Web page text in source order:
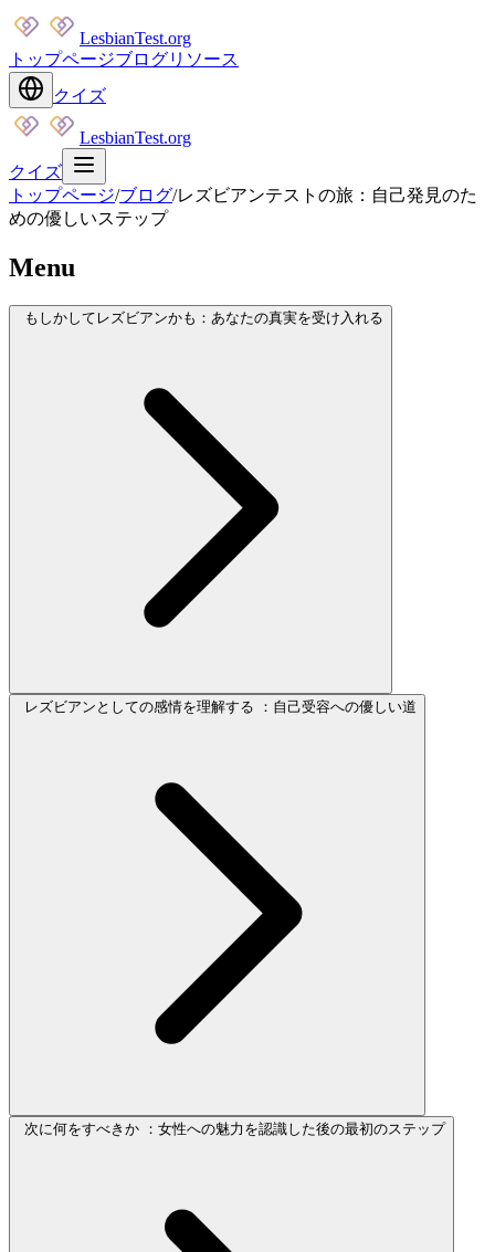
LesbianTest.org
トップページブログリソース
クイズ
LesbianTest.org
クイズ
トップページ/ブログ/レズビアンテストの旅：自己発見のた
めの優しいステップ
Menu
もしかしてレズビアンかも：あなたの真実を受け入れる
レズビアンとしての感情を理解する ：自己受容への優しい道
次に何をすべきか ：女性への魅力を認識した後の最初のステップ